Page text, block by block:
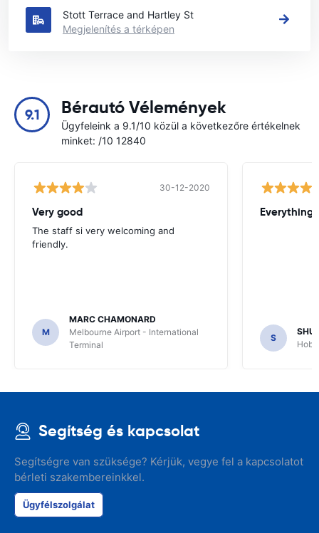
Stott Terrace and Hartley St
Megjelenítés a térképen
9.1 Bérautó Vélemények
Ügyfeleink a 9.1/10 közül a következőre értékelnek
minket: /10 12840
30-12-2020
Very good
The staff si very welcoming and
friendly.
M
MARC CHAMONARD
Melbourne Airport - International
Terminal
Everything
S
Segítség és kapcsolat
Segítségre van szüksége? Kérjük, vegye fel a kapcsolatot
bérleti szakembereinkkel.
Ügyfélszolgálat